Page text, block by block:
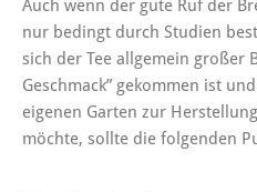
Auch wenn der gute Ruf der
nur bedingt durch Studien
sich der Tee allgemein großer
Geschmack” gekommen ist
eigenen Garten zur
möchte, sollte die folgenden